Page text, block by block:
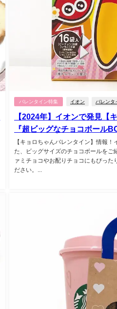
バレンタイン特集 イオン バレンタ
【2024年】イオンで発見【
『超ビッグなチョコボール
【キョロちゃんバレンタイン】情報
た、ビッグサイズのチョコボールをご
ァミチョコやお配りチョコにもぴった
ださい。...